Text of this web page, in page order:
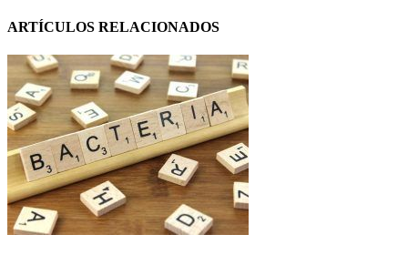
ARTÍCULOS RELACIONADOS